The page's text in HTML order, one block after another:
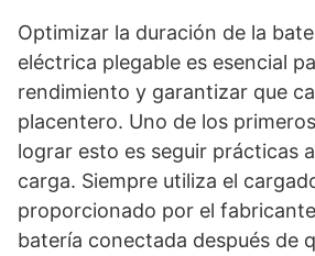
Optimizar la duración de la
eléctrica plegable es esencial
rendimiento y garantizar que
placentero. Uno de los
lograr esto es seguir prácticas
carga. Siempre utiliza el
proporcionado por el
batería conectada después de